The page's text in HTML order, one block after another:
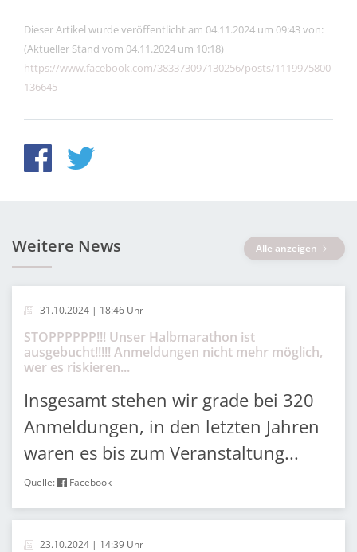
Dieser Artikel wurde veröffentlicht am 04.11.2024 um 09:43 von:
(Aktueller Stand vom 04.11.2024 um 10:18)
https://www.facebook.com/383373097130256/posts/1119975800
136645
Weitere News Alle anzeigen
31.10.2024 | 18:46 Uhr
STOPPPPPP!!! Unser Halbmarathon ist
ausgebucht!!!!! Anmeldungen nicht mehr möglich,
wer es riskieren...
Insgesamt stehen wir grade bei 320
Anmeldungen, in den letzten Jahren
waren es bis zum Veranstaltung...
Quelle: Facebook
23.10.2024 | 14:39 Uhr